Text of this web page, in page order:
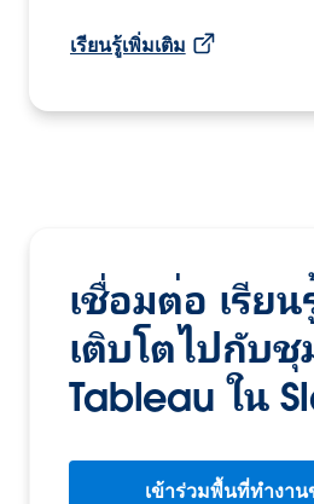
เรียนรู้เพิ่มเติม
เชื่อมต่อ เรียน
เติบโตไปกับ
Tableau ใน
เข้าร่วมพื้นที่ทำงาน